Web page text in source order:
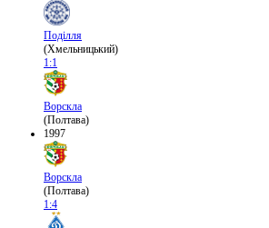
Поділля
(Хмельницький)
1:1
Ворскла
(Полтава)
1997
Ворскла
(Полтава)
1:4